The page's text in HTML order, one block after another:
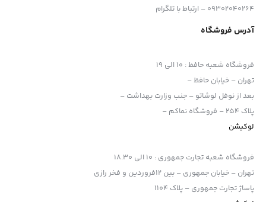
09302040264 – ارتباط با تلگرام
آدرس فروشگاه
فروشگاه شعبه حافظ: 10 الی 19
تهران – خیابان حافظ –
بعد از نوفل لوشاتو – جنب وزارت بهداشت –
پلاک 254 – فروشگاه نماکم –
لوکیشن
فروشگاه شعبه تجارت جمهوری : 10 الی 18.30
تهران – خیابان جمهوری – بین 12فروردین و فخر رازی
پاساژ تجارت جمهوری – پلاک 1104